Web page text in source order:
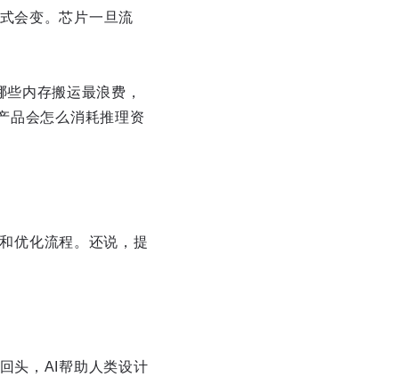
会变。芯片一旦流
内存搬运最浪费，
品会怎么消耗推理资
优化流程。还说，提
头，AI帮助人类设计